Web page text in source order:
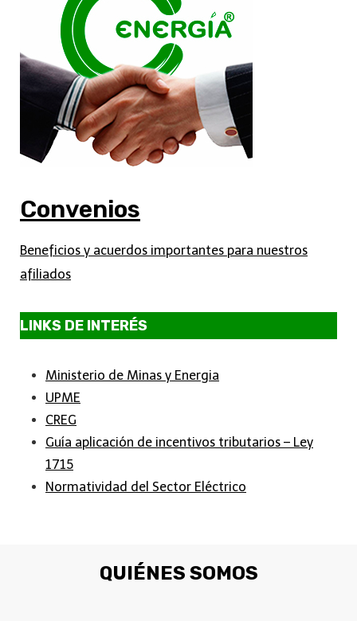
Convenios
Beneficios y acuerdos importantes para nuestros
afiliados
LINKS DE INTERÉS
Ministerio de Minas y Energia
UPME
CREG
Guía aplicación de incentivos tributarios – Ley
1715
Normatividad del Sector Eléctrico
QUIÉNES SOMOS